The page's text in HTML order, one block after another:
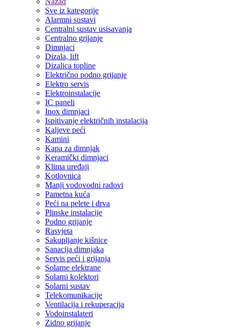
Sve iz kategorije
Alarmni sustavi
Centralni sustav usisavanja
Centralno grijanje
Dimnjaci
Dizala, lift
Dizalica topline
Električno podno grijanje
Elektro servis
Elektroinstalacije
IC paneli
Inox dimnjaci
Ispitivanje električnih instalacija
Kaljeve peći
Kamini
Kapa za dimnjak
Keramički dimnjaci
Klima uređaji
Kotlovnica
Manji vodovodni radovi
Pametna kuća
Peći na pelete i drva
Plinske instalacije
Podno grijanje
Rasvjeta
Sakupljanje kišnice
Sanacija dimnjaka
Servis peći i grijanja
Solarne elektrane
Solarni kolektori
Solarni sustav
Telekomunikacije
Ventilacija i rekuperacija
Vodoinstalateri
Zidno grijanje